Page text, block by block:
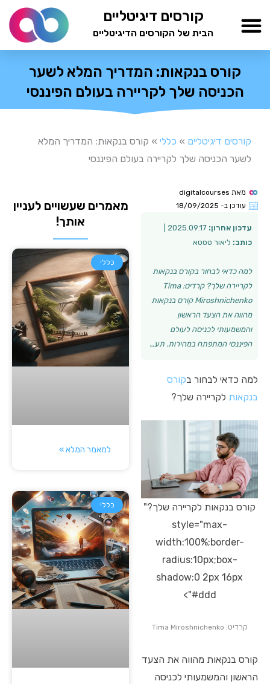
לתוכן
קורסים דיגיטליים
הבית של הקורסים הדיגיטליים
קורס בנקאות: המדריך המלא לשער
הכניסה שלך לקריירה בעולם הפיננסי
קורסים דיגיטליים » כללי » קורס בנקאות: המדריך המלא
לשער הכניסה שלך לקריירה בעולם הפיננסי
מאת
עודכן ב- 18/09/2025
עדכון אחרון:
כותב: ליאור טסטא
למה כדאי לבחור בקורס בנקאות
לקריירה שלך? קרדיט: Tima
Miroshnichenko קורס בנקאות
מהווה את הצעד הראשון
והמשמעותי לכניסה לעולם
הפיננסי המתפתח במהירות. תע…
למה כדאי לבחור בקורס
בנקאות לקריירה שלך?
קורס בנקאות לקריירה שלך?"
style="max-
width:100%;border-
radius:10px;box-
shadow:0 2px 16px
#ddd">
קרדיט: Tima Miroshnichenko
קורס בנקאות מהווה את הצעד
הראשון והמשמעותי לכניסה
מאמרים שעשויים לעניין
אותך!
כללי
למאמר המלא »
כללי